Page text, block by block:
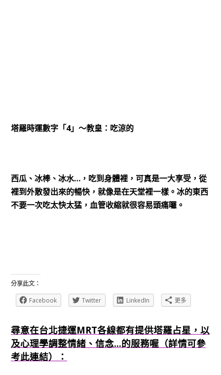
塔羅時運數字「4」～教皇：吃涼的
西瓜、冰棒、冰水…，吃到身體裡，可真是一大享受，從
裡到外散發出來的暢快，就像是在天堂裡一樣。冰的東西
不要一次吃太快太猛，血管收縮就很容易頭痛囉。
分享此文：
Facebook
Twitter LinkedIn 更多
尋意在台北捷運MRT各線都有提供塔羅占星，以
及心理學調整情緒、信念...的服務喔（詳情可參
考此連結）：